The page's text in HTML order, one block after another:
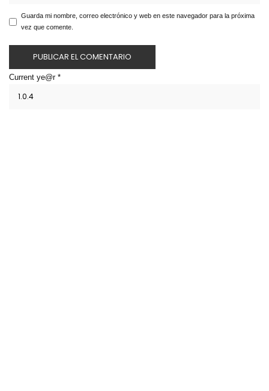
Guarda mi nombre, correo electrónico y web en este navegador para la próxima
vez que comente.
Current ye@r *